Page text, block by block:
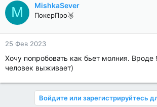
M MishkaSever
ПокерПро🥉
25 Фев 2023
Хочу попробовать как бьет молния. Вроде
человек выживает)
Войдите или зарегистрируйтесь